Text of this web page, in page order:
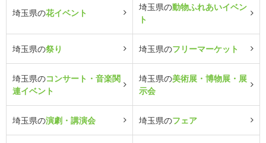
埼玉県の花イベント
埼玉県の動物ふれあいイベン
ト
埼玉県の祭り 埼玉県のフリーマーケット
埼玉県のコンサート・音楽関
連イベント
埼玉県の美術展・博物展・展
示会
埼玉県の演劇・講演会 埼玉県のフェア